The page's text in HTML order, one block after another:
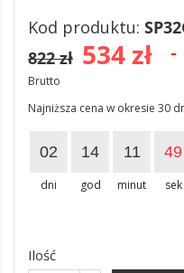
Kod produktu:
534 zł -
822 zł
Brutto
Najniższa cena w okresie 30
02
dni
14
god
11
minut
49
sek
Ilość